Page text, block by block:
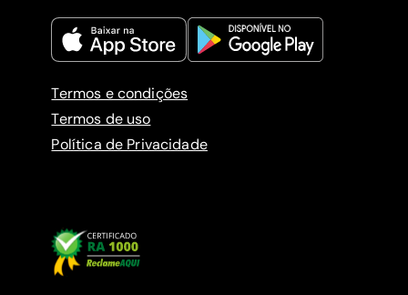
Termos e condições
Termos de uso
Política de Privacidade